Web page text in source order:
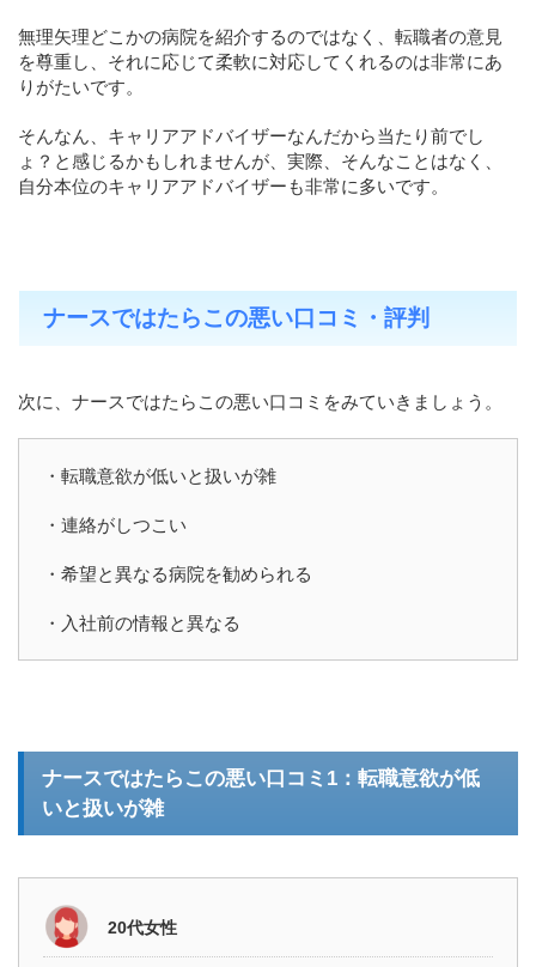
無理矢理どこかの病院を紹介するのではなく、転職者の意見
を尊重し、それに応じて柔軟に対応してくれるのは非常にあ
りがたいです。
そんなん、キャリアアドバイザーなんだから当たり前でし
ょ？と感じるかもしれませんが、実際、そんなことはなく、
自分本位のキャリアアドバイザーも非常に多いです。
ナースではたらこの悪い口コミ・評判
次に、ナースではたらこの悪い口コミをみていきましょう。
・転職意欲が低いと扱いが雑
・連絡がしつこい
・希望と異なる病院を勧められる
・入社前の情報と異なる
ナースではたらこの悪い口コミ1：転職意欲が低
いと扱いが雑
20代女性